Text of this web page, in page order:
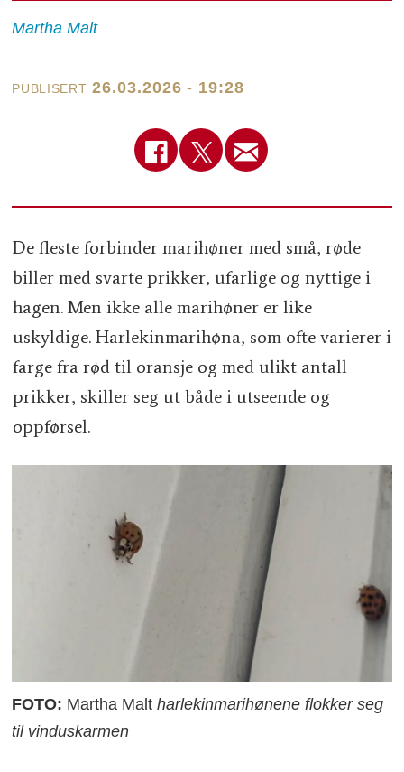
Martha Malt
PUBLISERT 26.03.2026 - 19:28
De fleste forbinder marihøner med små, røde
biller med svarte prikker, ufarlige og nyttige i
hagen. Men ikke alle marihøner er like
uskyldige. Harlekinmarihøna, som ofte varierer i
farge fra rød til oransje og med ulikt antall
prikker, skiller seg ut både i utseende og
oppførsel.
FOTO: Martha Maltharlekinmarihønene flokker seg
til vinduskarmen